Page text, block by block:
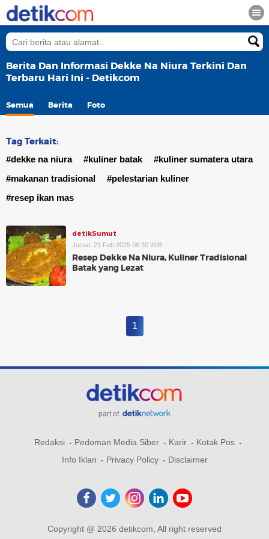
Berita Dan Informasi Dekke Na Niura Terkini Dan
Terbaru Hari Ini - Detikcom
Semua Berita Foto
Tag Terkait:
#dekke na niura #kuliner batak
#kuliner sumatera utara
#makanan tradisional
#pelestarian kuliner
#resep ikan mas
detikSumut
Jumat, 21 Feb 2025 06:30 WIB
Resep Dekke Na Niura, Kuliner Tradisional
Batak yang Lezat
1
part of
Redaksi Pedoman Media Siber Karir
Kotak Pos
Info Iklan
Privacy Policy Disclaimer
Copyright @ 2026 detikcom, All right reserved